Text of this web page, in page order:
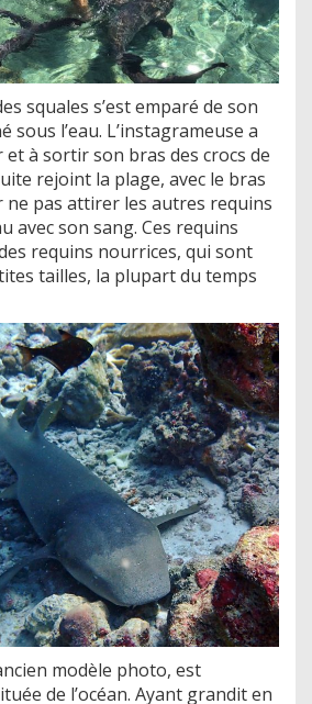
squales s’est emparé de son
sous l’eau. L’instagrameuse a
et à sortir son bras des crocs de
rejoint la plage, avec le bras
ne pas attirer les autres requins
avec son sang. Ces requins
requins nourrices, qui sont
tailles, la plupart du temps
modèle photo, est
de l’océan. Ayant grandit en